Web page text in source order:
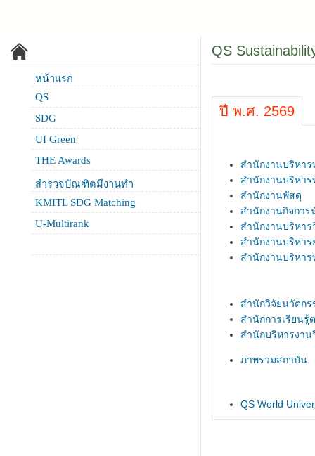
หน้าแรก
QS
SDG
UI Green
THE Awards
สำรวจบัณฑิตมีงานทำ
KMITL SDG Matching
U-Multirank
QS
ปี พ.ศ. 2569
สำนักงานบริหา
สำนักงานบริหา
สำนักงานพัสดุ
สำนักงานกิจกา
สำนักงานบริหา
สำนักงานบริหา
สำนักงานบริหา
สำนักวิจัยนวัตกร
สำนักการเรียนรู้
สำนักบริหารงาน
ภาพรวมสถาบัน
QS World